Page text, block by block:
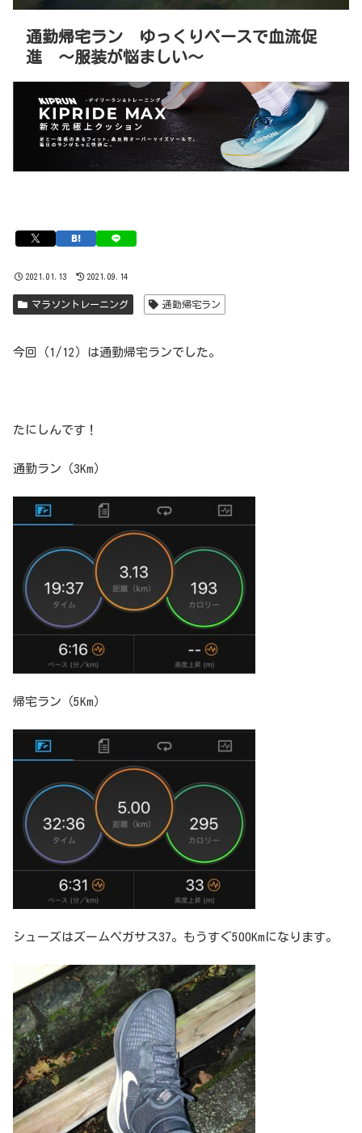
通勤帰宅ラン ゆっくりペースで血流促
進 〜服装が悩ましい〜
2021.01.13 2021.09.14
マラソントレーニング 通勤帰宅ラン
今回（1/12）は通勤帰宅ランでした。
たにしんです！
通勤ラン（3Km）
帰宅ラン（5Km）
シューズはズームペガサス37。もうすぐ500Kmになります。